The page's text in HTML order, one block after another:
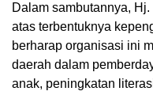
Dalam sambutannya,
atas terbentuknya
berharap organisasi ini
daerah dalam
anak, peningkatan